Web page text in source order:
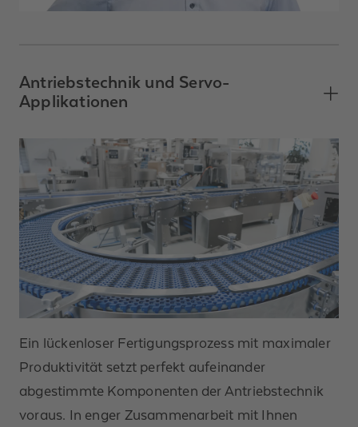
Antriebstechnik und Servo-
Applikationen
Ein lückenloser Fertigungsprozess mit maximaler
Produktivität setzt perfekt aufeinander
abgestimmte Komponenten der Antriebstechnik
voraus. In enger Zusammenarbeit mit Ihnen